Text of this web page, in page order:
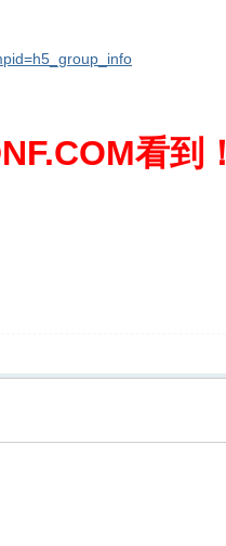
看到！